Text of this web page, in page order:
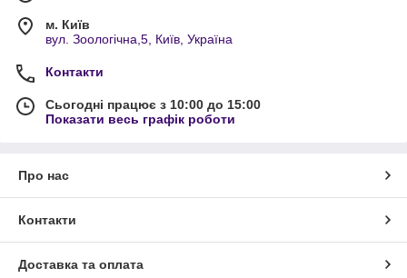
м. Київ
вул. Зоологічна,5, Київ, Україна
Контакти
Сьогодні працює з 10:00 до 15:00
Показати весь графік роботи
Про нас
Контакти
Доставка та оплата